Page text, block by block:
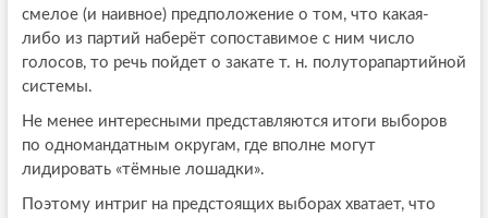
смелое (и наивное) предположение о том, что какая-
либо из партий наберёт сопоставимое с ним число
голосов, то речь пойдет о закате т. н. полуторапартийной
системы.
Не менее интересными представляются итоги выборов
по одномандатным округам, где вполне могут
лидировать «тёмные лошадки».
Поэтому интриг на предстоящих выборах хватает, что